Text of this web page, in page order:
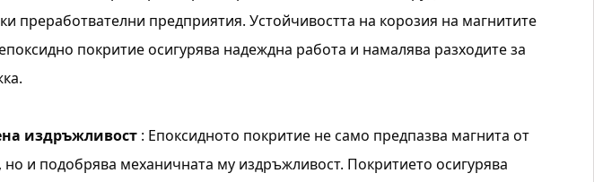
преработвателни предприятия. Устойчивостта на корозия на магнитите
покритие осигурява надеждна работа и намалява разходите за
издръжливост : Епоксидното покритие не само предпазва магнита от
но и подобрява механичната му издръжливост. Покритието осигурява